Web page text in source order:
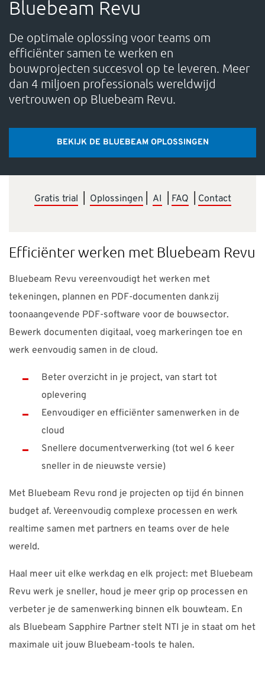
OVER ONS
CONTACT
Waarmee kunnen we je helpen?
support-nl@nti-group.com
Nederland NTI Group Brasil Danmark
Bluebeam Revu
De optimale oplossing voor teams om
efficiënter samen te werken en
bouwprojecten succesvol op te leveren. Meer
dan 4 miljoen professionals wereldwijd
vertrouwen op Bluebeam Revu.
BEKIJK DE BLUEBEAM OPLOSSINGEN
Gratis trial Oplossingen AI FAQ Contact
Efficiënter werken met Bluebeam Revu
Bluebeam Revu vereenvoudigt het werken met
tekeningen, plannen en PDF-documenten dankzij
toonaangevende PDF-software voor de bouwsector.
Bewerk documenten digitaal, voeg markeringen toe en
werk eenvoudig samen in de cloud.
Beter overzicht in je project, van start tot
oplevering
Eenvoudiger en efficiënter samenwerken in de
cloud
Snellere documentverwerking (tot wel 6 keer
sneller in de nieuwste versie)
Met Bluebeam Revu rond je projecten op tijd én binnen
budget af. Vereenvoudig complexe processen en werk
realtime samen met partners en teams over de hele
wereld.
Haal meer uit elke werkdag en elk project: met Bluebeam
Revu werk je sneller, houd je meer grip op processen en
verbeter je de samenwerking binnen elk bouwteam. En
als Bluebeam Sapphire Partner stelt NTI je in staat om het
maximale uit jouw Bluebeam-tools te halen.